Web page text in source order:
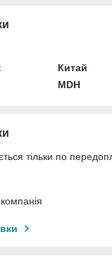
Китай
MDH
тільки по